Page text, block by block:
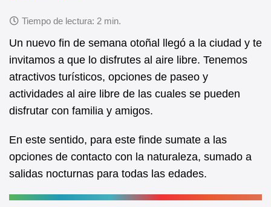
c
e
b
o
o
k
at
s
A
p
p
Un nuevo fin de semana otoñal llegó a la ciudad y te
invitamos a que lo disfrutes al aire libre. Tenemos
atractivos turísticos, opciones de paseo y
actividades al aire libre de las cuales se pueden
disfrutar con familia y amigos.
En este sentido, para este finde sumate a las
opciones de contacto con la naturaleza, sumado a
salidas nocturnas para todas las edades.